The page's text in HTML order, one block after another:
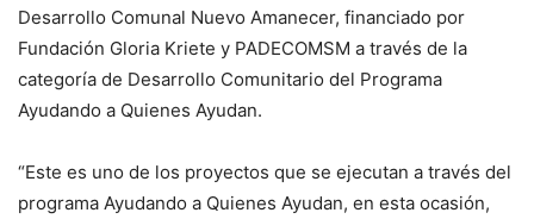
Desarrollo Comunal Nuevo Amanecer, financiado por
Fundación Gloria Kriete y PADECOMSM a través de la
categoría de Desarrollo Comunitario del Programa
Ayudando a Quienes Ayudan.
“Este es uno de los proyectos que se ejecutan a través del
programa Ayudando a Quienes Ayudan, en esta ocasión,